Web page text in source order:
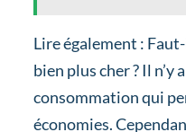
Lire également :
bien plus cher ? Il n’y
consommation qui
économies.